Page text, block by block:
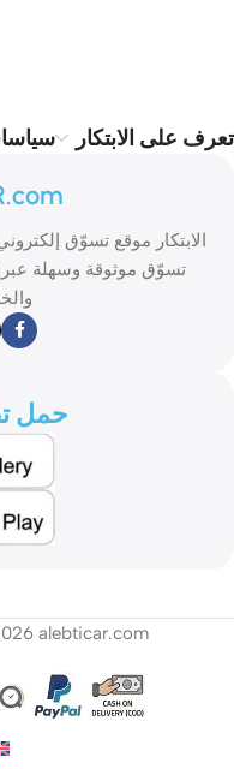
تعرف على الابتكار
تسوّق موثوقة وسهلة عبر
حمل
alebticar.com